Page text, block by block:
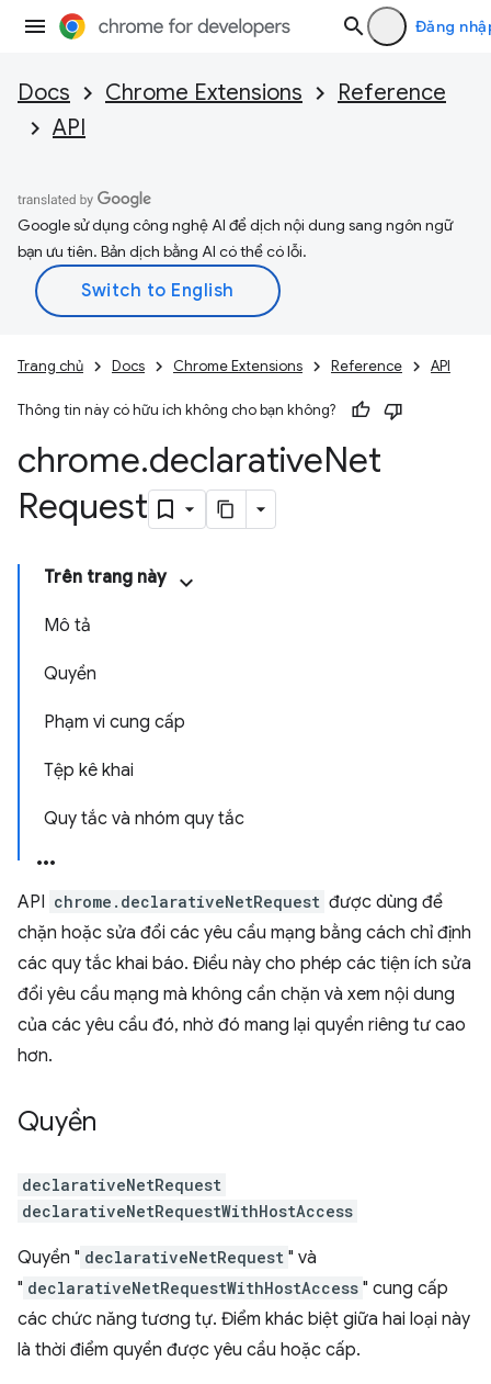
Đăng
Docs Chrome Extensions
Reference
API
Google sử dụng công nghệ AI để dịch nội dung sang ngôn ngữ
bạn ưu tiên. Bản dịch bằng AI có thể có lỗi.
Trang chủ Docs Chrome Extensions Reference API
Thông tin này có hữu ích không cho bạn không?
chrome.declarativeNet
Request
Trên trang này
Mô tả
Quyền
Phạm vi cung cấp
Tệp kê khai
Quy tắc và nhóm quy tắc
API chrome.declarativeNetRequest được dùng để
chặn hoặc sửa đổi các yêu cầu mạng bằng cách chỉ định
các quy tắc khai báo. Điều này cho phép các tiện ích sửa
đổi yêu cầu mạng mà không cần chặn và xem nội dung
của các yêu cầu đó, nhờ đó mang lại quyền riêng tư cao
hơn.
Quyền
declarativeNetRequest
declarativeNetRequestWithHostAccess
Quyền " declarativeNetRequest " và
" declarativeNetRequestWithHostAccess " cung cấp
các chức năng tương tự. Điểm khác biệt giữa hai loại này
là thời điểm quyền được yêu cầu hoặc cấp.